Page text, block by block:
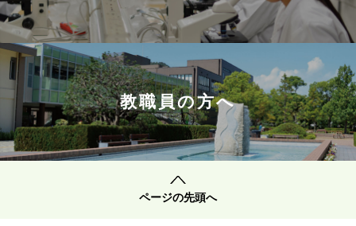
教職員の方へ
ページの先頭へ